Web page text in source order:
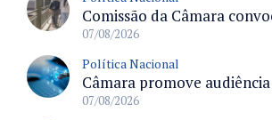
07/08/2026
Política Nacional
07/08/2026